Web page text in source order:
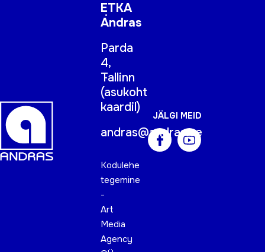
ETKA
Andras
Parda
4,
Tallinn
(asukoht
kaardil)
andras@andras.ee
Kodulehe
tegemine
-
Art
Media
Agency
JÄLGI MEID